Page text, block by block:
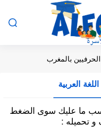
بالمغرب
العربية
ما عليك سوى الضغط
و تحميله :